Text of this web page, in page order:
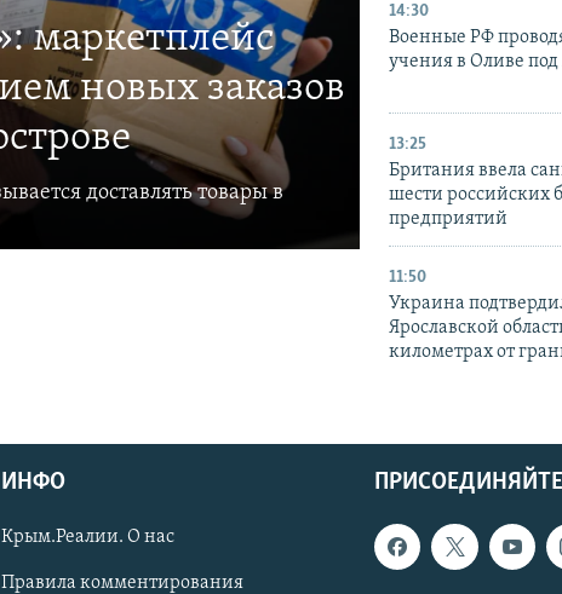
маркетплейс
новых заказов
доставлять товары в
14:30
Военные РФ
учения в Оливе под
13:25
Британия ввела
шести российских
предприятий
11:50
Украина
Ярославской
километрах от
ИНФО
Крым.Реалии. О нас
Правила комментирования